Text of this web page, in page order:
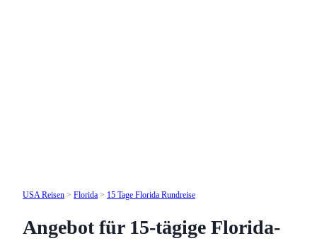
USA Reisen > Florida > 15 Tage Florida Rundreise
Angebot für 15-tägige Florida-